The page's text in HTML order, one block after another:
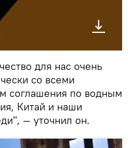
для нас очень
со всеми
соглашения по водным
Китай и наши
— уточнил он.